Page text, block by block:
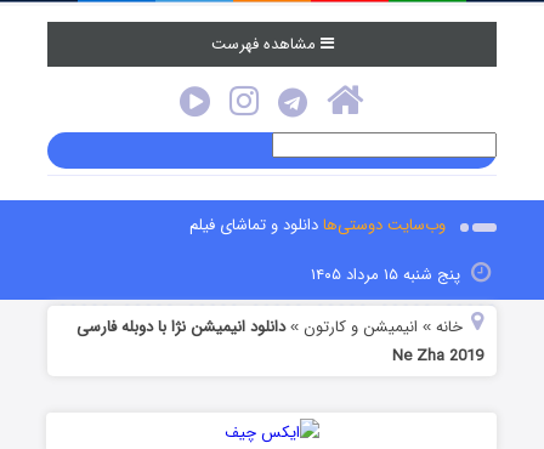
مشاهده فهرست
وب‌سایت دوستی‌هادانلود و تماشای فیلم
پنج شنبه ۱۵ مرداد ۱۴۰۵
خانه » انیمیشن و کارتون »دانلود انیمیشن نژا با دوبله فارسی
Ne Zha 2019